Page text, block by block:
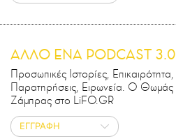
ΑΛΛΟ ΕΝΑ PODCAST 3.0
Προσωπικές Ιστορίες, Επικαιρότητα,
Παρατηρήσεις, Ειρωνεία. Ο Θωμάς
Ζάμπρας στο LiFO.GR
ΕΓΓΡΑΦΗ